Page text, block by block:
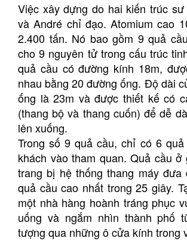
Việc xây dựng do hai kiến ​​trúc
và André chỉ đạo. Atomium cao
2.400 tấn. Nó bao gồm 9 quả
cho 9 nguyên tử trong cấu trúc
quả cầu có đường kính 18m,
nhau bằng 20 đường ống. Độ dài
ống là 23m và được thiết kế có
(thang bộ và thang cuốn) để dễ
lên xuống.
Trong số 9 quả cầu, chỉ có 6
khách vào tham quan. Quả cầu
trang bị hệ thống thang máy đưa
quả cầu cao nhất trong 25 giây.
một nhà hàng hoành tráng phục
uống và ngắm nhìn thành phố
tượng qua những ô cửa kính trong